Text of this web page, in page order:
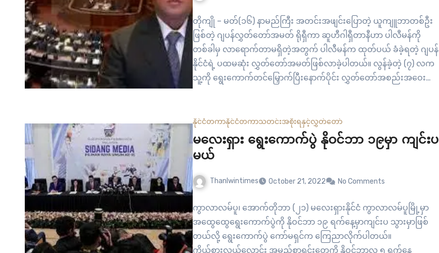
တိုကျို – မတ်(၁၆) နာမည်ကြီး အတင်းအဖျင်းပြောတဲ့ ယူကျူဘာတစ်ဦး
ဖြစ်တဲ့ ဂျပန်လွှတ်တော်အမတ် ရိုရှီကာ ဆူဟီဂါရှီတာနီဟာ ပါလီမန်ကို
တစ်ခါမှ လာရောက်တာမရှိတဲ့အတွက် ပါလီမန်က ထုတ်ပယ် ခံခဲ့ရတဲ့ ဂျပန်
နိုင်ငံရဲ့ ပထမဆုံး လွှတ်တော်အမတ်ဖြစ်လာခဲ့ပါတယ်။ လွန်ခဲ့တဲ့ (၇) လက
သူ့ကို ရွေးကောက်တင်မြှောက်ပြီးနောက်ပိုင်း လွှတ်တော်အစည်းအဝေးတွေ
နိုင်ငံတကာနိုင်ငံတကာသတင်းအစိုးရနှင့်လွှတ်တော်
မလေးရှား ရွေးကောက်ပွဲ နိုဝင်ဘာ ၁၉မှာ ကျင်းပ
မယ်
Thanlwintimes October 21, 2022 No Comments
ကွာလာလမ်ပူ၊ အောက်တိုဘာ (၂၁) မလေးရှားနိုင်ငံ ကွာလာလမ်ပူမြို့မှာ
အထွေထွေရွေးကောက်ပွဲကို နိုဝင်ဘာ ၁၉ ရက်နေ့မှာကျင်းပ သွားမှာဖြစ်
တယ်လို့ ရွေးကောက်ပွဲ ကော်မရှင်က ကြေညာလိုက်ပါတယ်။
ကိုယ်စားလှယ်လောင်း အမည်စာရင်းတွေကို နိုဝင်ဘာလ ၅ ရက်နေ့